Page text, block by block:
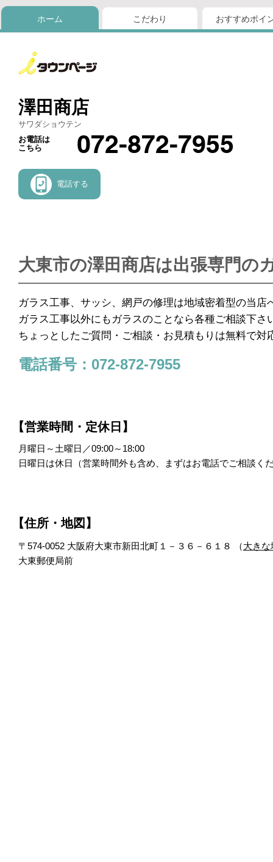
ホーム こだわり おすすめポイ
澤田商店
サワダショウテン
お電話は
こちら
072-872-7955
電話する
大東市の澤田商店は出張専門の
ガラス工事、サッシ、網戸の修理は地域密着型の当店
ガラス工事以外にもガラスのことなら各種ご相談下
ちょっとしたご質問・ご相談・お見積もりは無料で
電話番号：072-872-7955
【営業時間・定休日】
月曜日～土曜日／09:00～18:00
日曜日は休日（営業時間外も含め、まずはお電話でご相談く
【住所・地図】
〒574-0052 大阪府大東市新田北町１－３６－６１８ （大き
大東郵便局前